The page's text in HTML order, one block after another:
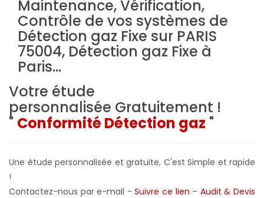
Votre étude
personnalisée Gratuitement !
" Conformité Détection gaz "
Une étude personnalisée et gratuite, C'est Simple et rapide
!
Contactez-nous par e-mail -Suivre ce lien – Audit & Devis